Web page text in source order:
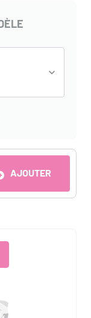
AJOUTER AU